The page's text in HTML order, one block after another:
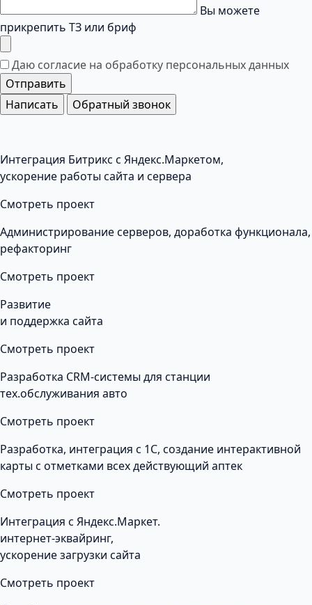
Вы можете
прикрепить ТЗ или бриф
Даю согласие на обработку персональных данных
Отправить
Написать
Обратный звонок
Интеграция Битрикс с Яндекс.Маркетом,
ускорение работы сайта и сервера
Смотреть проект
Администрирование серверов, доработка функционала,
рефакторинг
Смотреть проект
Развитие
и поддержка сайта
Смотреть проект
Разработка CRM-системы для станции
тех.обслуживания авто
Смотреть проект
Разработка, интеграция с 1С, создание интерактивной
карты с отметками всех действующий аптек
Смотреть проект
Интеграция с Яндекс.Маркет.
интернет-эквайринг,
ускорение загрузки сайта
Смотреть проект